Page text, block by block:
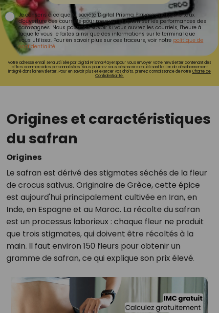
Je consens à ce que la société Digital Prisma Players analyse le taux
d'ouverture des courriels pour mesurer et optimiser les performances des
campagnes. Nous pourrons savoir si vous ouvrez les courriels, l'heure à
laquelle vous le faites ainsi que des informations sur le terminal que
vous utilisez. Pour en savoir plus sur ces traceurs, voir notre politique de
confidentialité.
Votre adresse email sera utilisée par Digital Prisma Playerspour vous envoyer votre newsletter contenant des
offres commerciales personnalisées. Vous pourrez vous désinscrire en utilisant le lien de désabonnement
intégré dans la newsletter. Pour en savoir plus et exercer vos droits, prenez connaissance de notreCharte de
Confidentialité.
Origines et caractéristiques
du safran
Origines
Le safran est dérivé des stigmates séchés de la fleur
de crocus sativus. Originaire de Grèce, cette épice
est aujourd'hui principalement cultivée en Iran, en
Inde, en Espagne et au Maroc. La récolte du safran
est un processus laborieux : chaque fleur ne produit
que trois stigmates, qui doivent être récoltés à la
main. Il faut environ 150 fleurs pour obtenir un
gramme de safran, ce qui explique son prix élevé.